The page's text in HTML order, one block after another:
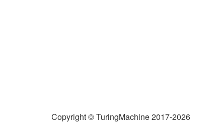
Copyright © TuringMachine 2017-2026